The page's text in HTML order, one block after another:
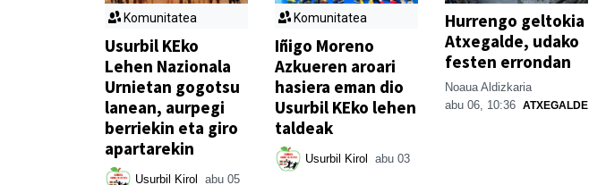
Komunitatea
Usurbil KEko
Lehen Nazionala
Urnietan gogotsu
lanean, aurpegi
berriekin eta giro
apartarekin
Usurbil Kirol abu 05
Komunitatea
Iñigo Moreno
Azkueren aroari
hasiera eman dio
Usurbil KEko lehen
taldeak
Usurbil Kirol abu 03
Hurrengo geltokia
Atxegalde, udako
festen errondan
Noaua Aldizkaria
abu 06, 10:36 ATXEGALDE